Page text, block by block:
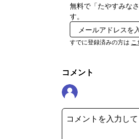
無料で「たやすみな
す。
すでに登録済みの方は こ
コメント